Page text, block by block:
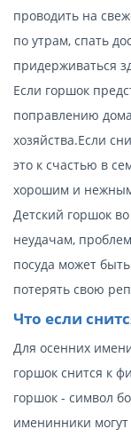
проводить на
по утрам, спать
придерживаться
Если горшок
поправлению
хозяйства.Если
это к счастью в
хорошим и
Детский горшок
неудачам,
посуда может
потерять свою
Что если
Для осенних
горшок снится к
горшок - символ
именинники могут